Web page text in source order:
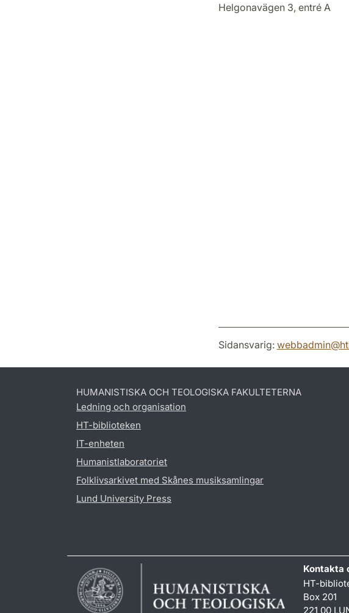
Helgonavägen 3, entré A
Sidansvarig: webbadmin@
HUMANISTISKA OCH TEOLOGISKA FAKULTETERNA
Ledning och organisation
HT-biblioteken
IT-enheten
Humanistlaboratoriet
Folklivsarkivet med Skånes musiksamlingar
Lund University Press
Kontakta
HT-
Box 201
221 00